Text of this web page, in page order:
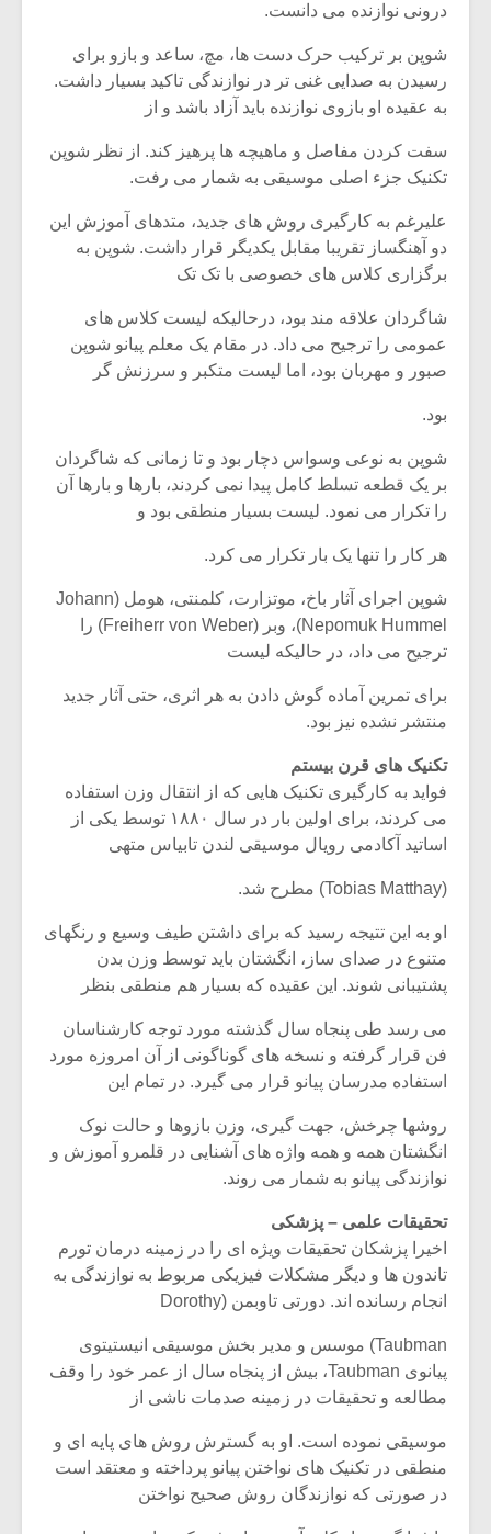
درونی نوازنده می دانست.
شوپن بر ترکیب حرک دست ها، مچ، ساعد و بازو برای
رسیدن به صدایی غنی تر در نوازندگی تاکید بسیار داشت.
به عقیده او بازوی نوازنده باید آزاد باشد و از
سفت کردن مفاصل و ماهیچه ها پرهیز کند. از نظر شوپن
تکنیک جزء اصلی موسیقی به شمار می رفت.
علیرغم به کارگیری روش های جدید، متدهای آموزش این
دو آهنگساز تقریبا مقابل یکدیگر قرار داشت. شوپن به
برگزاری کلاس های خصوصی با تک تک
شاگردان علاقه مند بود، درحالیکه لیست کلاس های
عمومی را ترجیح می داد. در مقام یک معلم پیانو شوپن
صبور و مهربان بود، اما لیست متکبر و سرزنش گر
بود.
شوپن به نوعی وسواس دچار بود و تا زمانی که شاگردان
بر یک قطعه تسلط کامل پیدا نمی کردند، بارها و بارها آن
را تکرار می نمود. لیست بسیار منطقی بود و
هر کار را تنها یک بار تکرار می کرد.
شوپن اجرای آثار باخ، موتزارت، کلمنتی، هومل (Johann
Nepomuk Hummel)، وبر (Freiherr von Weber) را
ترجیح می داد، در حالیکه لیست
برای تمرین آماده گوش دادن به هر اثری، حتی آثار جدید
منتشر نشده نیز بود.
تکنیک های قرن بیستم
فواید به کارگیری تکنیک هایی که از انتقال وزن استفاده
می کردند، برای اولین بار در سال ۱۸۸۰ توسط یکی از
اساتید آکادمی رویال موسیقی لندن تابیاس متهی
(Tobias Matthay) مطرح شد.
او به این تتیجه رسید که برای داشتن طیف وسیع و رنگهای
متنوع در صدای ساز، انگشتان باید توسط وزن بدن
پشتیبانی شوند. این عقیده که بسیار هم منطقی بنظر
می رسد طی پنجاه سال گذشته مورد توجه کارشناسان
فن قرار گرفته و نسخه های گوناگونی از آن امروزه مورد
استفاده مدرسان پیانو قرار می گیرد. در تمام این
روشها چرخش، جهت گیری، وزن بازوها و حالت نوک
انگشتان همه و همه واژه های آشنایی در قلمرو آموزش و
نوازندگی پیانو به شمار می روند.
تحقیقات علمی – پزشکی
اخیرا پزشکان تحقیقات ویژه ای را در زمینه درمان تورم
تاندون ها و دیگر مشکلات فیزیکی مربوط به نوازندگی به
انجام رسانده اند. دورتی تاوبمن (Dorothy
Taubman) موسس و مدیر بخش موسیقی انیستیتوی
پیانوی Taubman، بیش از پنجاه سال از عمر خود را وقف
مطالعه و تحقیقات در زمینه صدمات ناشی از
موسیقی نموده است. او به گسترش روش های پایه ای و
منطقی در تکنیک های نواختن پیانو پرداخته و معتقد است
در صورتی که نوازندگان روش صحیح نواختن